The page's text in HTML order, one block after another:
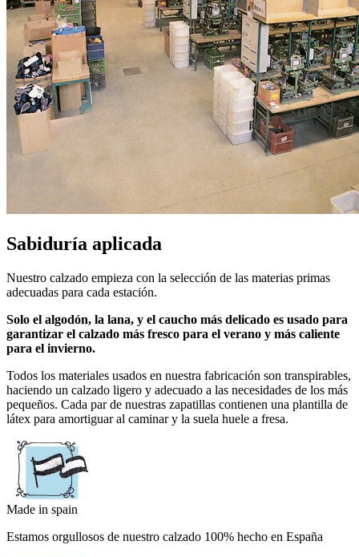
Sabiduría aplicada
Nuestro calzado empieza con la selección de las materias primas
adecuadas para cada estación.
Solo el algodón, la lana, y el caucho más delicado es usado para
garantizar el calzado más fresco para el verano y más caliente
para el invierno.
Todos los materiales usados en nuestra fabricación son transpirables,
haciendo un calzado ligero y adecuado a las necesidades de los más
pequeños. Cada par de nuestras zapatillas contienen una plantilla de
látex para amortiguar al caminar y la suela huele a fresa.
Made in spain
Estamos orgullosos de nuestro calzado 100% hecho en España